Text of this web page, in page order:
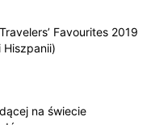
Favourites 2019
Hiszpanii)
na świecie